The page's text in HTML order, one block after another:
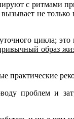
с ритмами
не
цикла;
образ
практические
проблем и